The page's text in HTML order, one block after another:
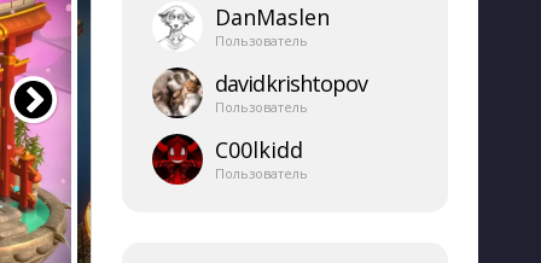
DanMaslen
Пользователь
davidkrishtopov
Пользователь
C00lkidd
Пользователь